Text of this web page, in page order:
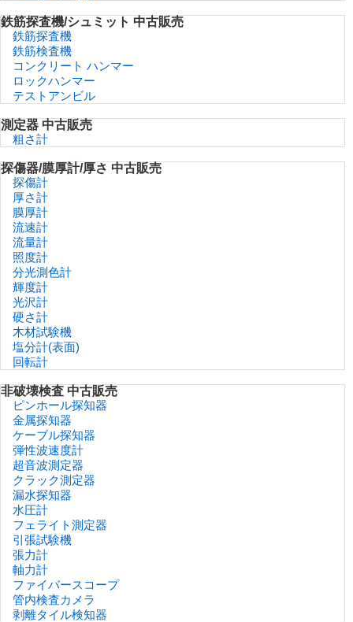
鉄筋探査機/シュミット 中古販売
鉄筋探査機
鉄筋検査機
コンクリート ハンマー
ロックハンマー
テストアンビル
測定器 中古販売
粗さ計
探傷器/膜厚計/厚さ 中古販売
探傷計
厚さ計
膜厚計
流速計
流量計
照度計
分光測色計
輝度計
光沢計
硬さ計
木材試験機
塩分計(表面)
回転計
非破壊検査 中古販売
ピンホール探知器
金属探知器
ケーブル探知器
弾性波速度計
超音波測定器
クラック測定器
漏水探知器
水圧計
フェライト測定器
引張試験機
張力計
軸力計
ファイバースコープ
管内検査カメラ
剥離タイル検知器